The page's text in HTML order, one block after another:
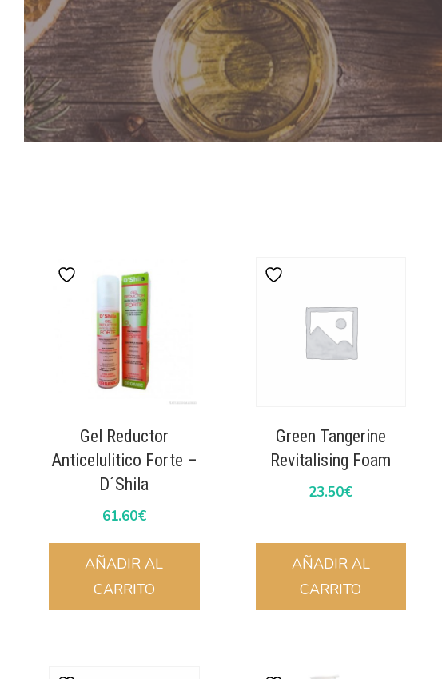
Gel Reductor
Anticelulitico Forte –
D´Shila
61.60€
AÑADIR AL
CARRITO
Green Tangerine
Revitalising Foam
23.50€
AÑADIR AL
CARRITO